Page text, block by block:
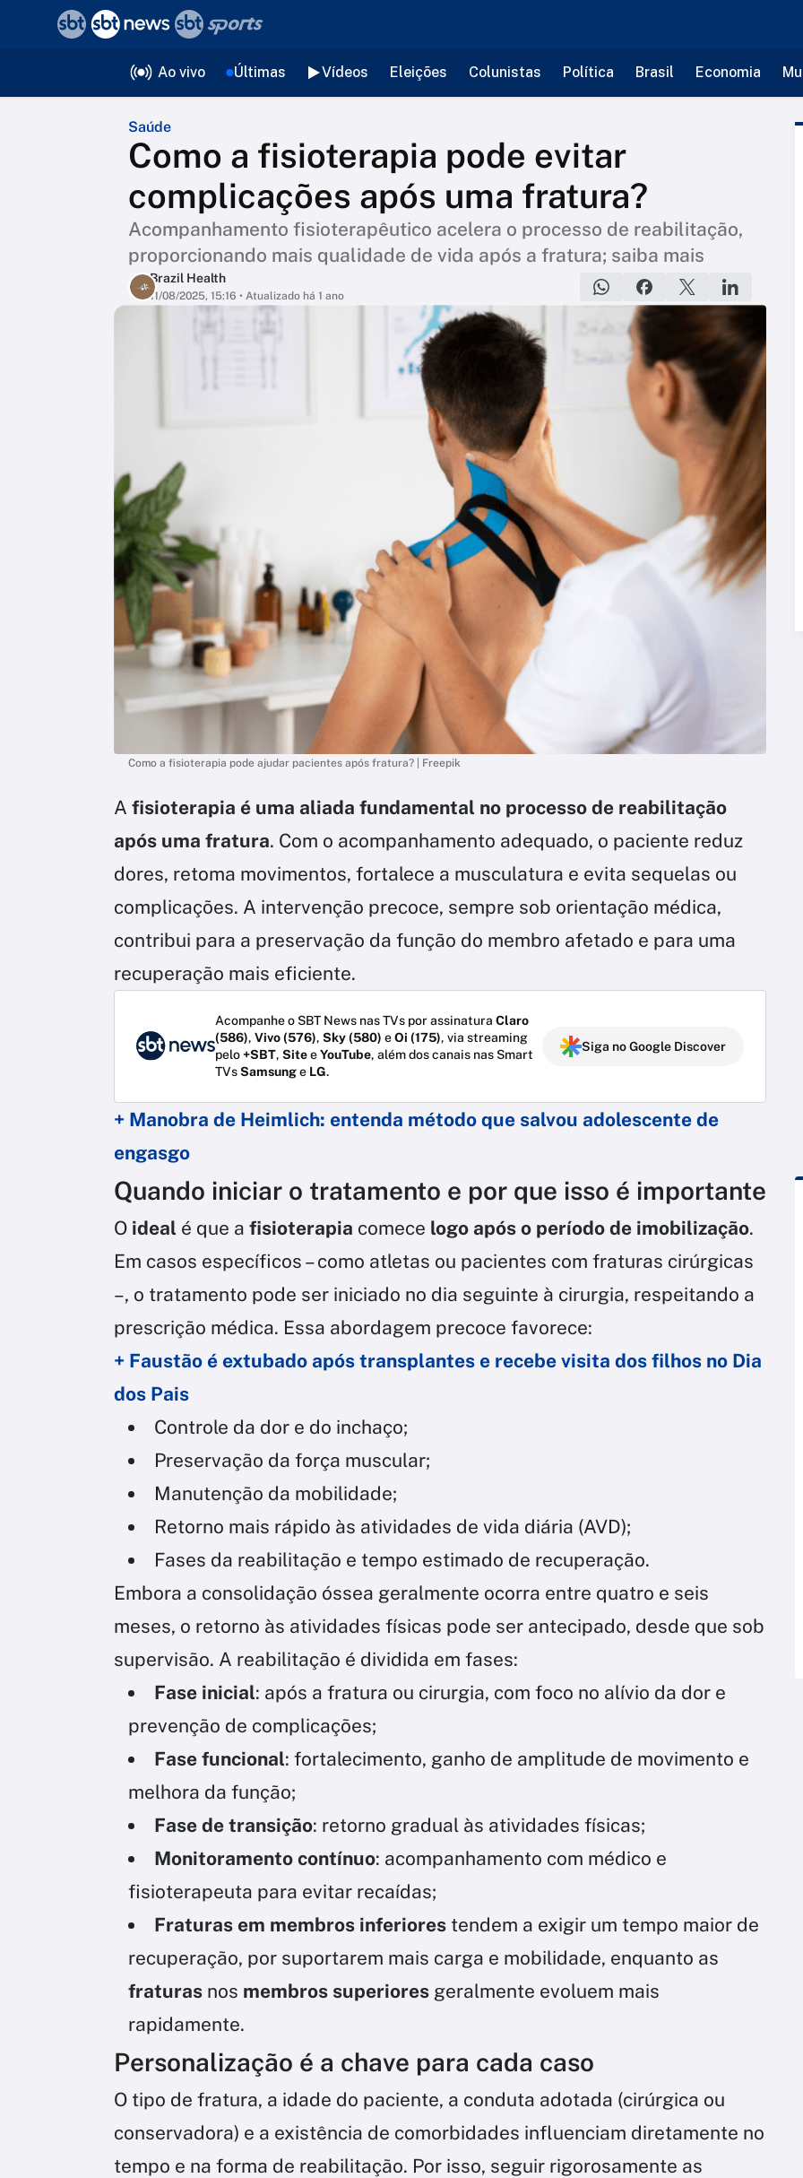
Ao vivo Últimas Vídeos Eleições Colunistas Política Brasil Economia
Saúde
Como a fisioterapia pode evitar
complicações após uma fratura?
Acompanhamento fisioterapêutico acelera o processo de reabilitação,
proporcionando mais qualidade de vida após a fratura; saiba mais
Brazil Health
11/08/2025, 15:16 • Atualizado há 1 ano
Como a fisioterapia pode ajudar pacientes após fratura? | Freepik
A fisioterapia é uma aliada fundamental no processo de reabilitação
após uma fratura. Com o acompanhamento adequado, o paciente reduz
dores, retoma movimentos, fortalece a musculatura e evita sequelas ou
complicações. A intervenção precoce, sempre sob orientação médica,
contribui para a preservação da função do membro afetado e para uma
recuperação mais eficiente.
Acompanhe o SBT News nas TVs por assinatura Claro
(586), Vivo (576), Sky (580) eOi (175), via streaming
pelo+SBT, SiteeYouTube, além dos canais nas Smart
TVsSamsunge LG.
Siga no Google Discover
+ Manobra de Heimlich: entenda método que salvou adolescente de
engasgo
Quando iniciar o tratamento e por que isso é importante
O ideal é que a fisioterapia comece logo após o período de imobilização.
Em casos específicos – como atletas ou pacientes com fraturas cirúrgicas
–, o tratamento pode ser iniciado no dia seguinte à cirurgia, respeitando a
prescrição médica. Essa abordagem precoce favorece:
+ Faustão é extubado após transplantes e recebe visita dos filhos no Dia
dos Pais
Controle da dor e do inchaço;
Preservação da força muscular;
Manutenção da mobilidade;
Retorno mais rápido às atividades de vida diária (AVD);
Fases da reabilitação e tempo estimado de recuperação.
Embora a consolidação óssea geralmente ocorra entre quatro e seis
meses, o retorno às atividades físicas pode ser antecipado, desde que sob
supervisão. A reabilitação é dividida em fases:
Fase inicial: após a fratura ou cirurgia, com foco no alívio da dor e
prevenção de complicações;
Fase funcional: fortalecimento, ganho de amplitude de movimento e
melhora da função;
Fase de transição: retorno gradual às atividades físicas;
Monitoramento contínuo: acompanhamento com médico e
fisioterapeuta para evitar recaídas;
Fraturas em membros inferiores tendem a exigir um tempo maior de
recuperação, por suportarem mais carga e mobilidade, enquanto as
fraturas nos membros superiores geralmente evoluem mais
rapidamente.
Personalização é a chave para cada caso
O tipo de fratura, a idade do paciente, a conduta adotada (cirúrgica ou
conservadora) e a existência de comorbidades influenciam diretamente no
tempo e na forma de reabilitação. Por isso, seguir rigorosamente as
voltar
Editorias